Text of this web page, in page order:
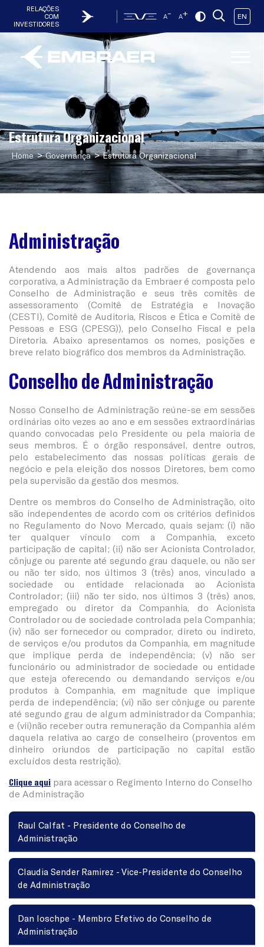
RELAÇÕES
COM
INVESTIDORES
A- A+ EN
Estrutura Organizacional
Home > Governança > Estrutura Organizacional
Administração
Atendendo aos mais altos padrões de governança
corporativa, a Administração da Embraer é composta pelo
Conselho de Administração e seus três comitês de
assessoramento (Comitê de Estratégia e Inovação
(CESTI), Comitê de Auditoria, Riscos e Ética e Comitê de
Pessoas e ESG (CPESG)), pelo Conselho Fiscal e pela
Diretoria. Abaixo apresentamos os nomes, posições e
breve relato biográfico dos membros da Administração.
Conselho de Administração
Nosso Conselho de Administração reúne-se em sessões
ordinárias oito vezes ao ano e em sessões extraordinárias
quando convocadas pelo Presidente ou pela maioria de
seus membros. É o órgão responsável, dentre outros,
pelo estabelecimento das nossas políticas gerais de
negócio e pela eleição dos nossos Diretores, bem como
pela supervisão da gestão dos mesmos.
Dentre os membros do Conselho de Administração, oito
são independentes de acordo com os critérios definidos
no Regulamento do Novo Mercado, quais sejam: (i) não
ter qualquer vínculo com a Companhia, exceto
participação de capital; (ii) não ser Acionista Controlador,
cônjuge ou parente até segundo grau daquele, ou não ser
ou não ter sido, nos últimos 3 (três) anos, vinculado a
sociedade ou entidade relacionada ao Acionista
Controlador; (iii) não ter sido, nos últimos 3 (três) anos,
empregado ou diretor da Companhia, do Acionista
Controlador ou de sociedade controlada pela Companhia;
(iv) não ser fornecedor ou comprador, direto ou indireto,
de serviços e/ou produtos da Companhia, em magnitude
que implique perda de independência; (v) não ser
funcionário ou administrador de sociedade ou entidade
que esteja oferecendo ou demandando serviços e/ou
produtos à Companhia, em magnitude que implique
perda de independência; (vi) não ser cônjuge ou parente
até segundo grau de algum administrador da Companhia;
e (vii)não receber outra remuneração da Companhia além
daquela relativa ao cargo de conselheiro (proventos em
dinheiro oriundos de participação no capital estão
excluídos desta restrição).
Clique aqui para acessar o Regimento Interno do Conselho
de Administração
Raul Calfat - Presidente do Conselho de
Administração
Claudia Sender Ramirez - Vice-Presidente do Conselho
de Administração
Dan Ioschpe - Membro Efetivo do Conselho de
Administração